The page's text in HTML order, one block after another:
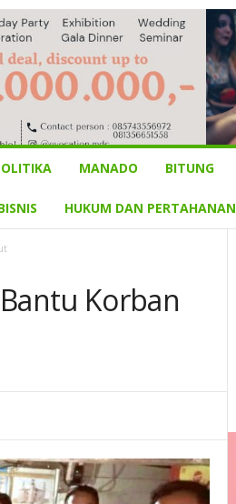
MANADO BITUNG
HUKUM DAN PERTAHANAN
Korban